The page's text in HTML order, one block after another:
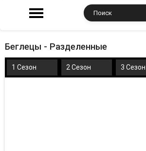
Беглецы - Разделенные
1 Сезон 2 Сезон 3 Сезон